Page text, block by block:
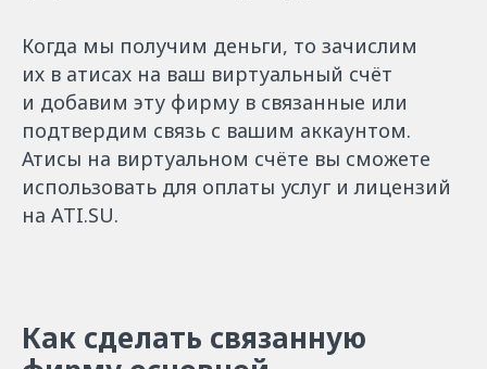
Когда мы получим деньги, то зачислим
их в атисах на ваш виртуальный счёт
и добавим эту фирму в связанные или
подтвердим связь с вашим аккаунтом.
Атисы на виртуальном счёте вы сможете
использовать для оплаты услуг и лицензий
на ATI.SU.
Как сделать связанную